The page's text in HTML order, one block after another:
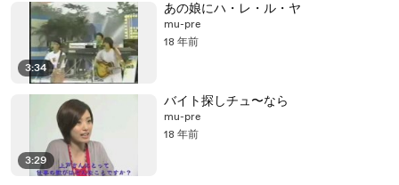
3:34
あの娘にハ・レ・ル・ヤ
mu-pre
18 年前
3:29
バイト探しチュ〜なら
mu-pre
18 年前